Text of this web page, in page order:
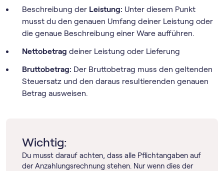
Beschreibung der Leistung: Unter diesem Punkt
musst du den genauen Umfang deiner Leistung oder
die genaue Beschreibung einer Ware aufführen.
Nettobetrag deiner Leistung oder Lieferung
Bruttobetrag: Der Bruttobetrag muss den geltenden
Steuersatz und den daraus resultierenden genauen
Betrag ausweisen.
Wichtig:
Du musst darauf achten, dass alle Pflichtangaben auf
der Anzahlungsrechnung stehen. Nur wenn dies der